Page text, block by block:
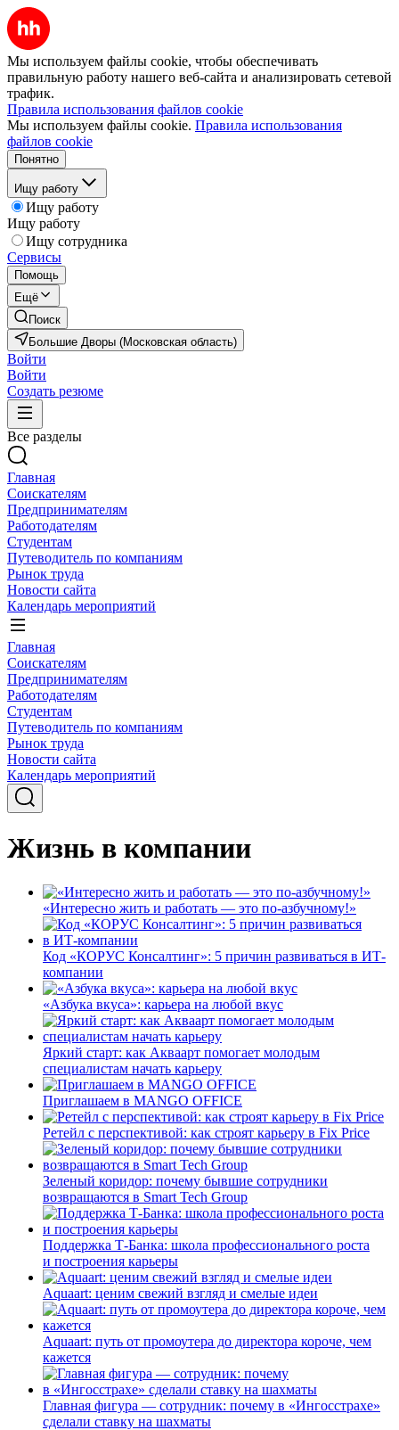
Мы используем файлы cookie, чтобы обеспечивать
правильную работу нашего веб-сайта и анализировать сетевой
трафик.
Правила использования файлов cookie
Мы используем файлы cookie. Правила использования
файлов cookie
Понятно
Ищу работу
Ищу работу
Ищу работу
Ищу сотрудника
Сервисы
Помощь
Ещё
Поиск
Большие Дворы (Московская область)
Войти
Войти
Создать резюме
Все разделы
Главная
Соискателям
Предпринимателям
Работодателям
Студентам
Путеводитель по компаниям
Рынок труда
Новости сайта
Календарь мероприятий
Главная
Соискателям
Предпринимателям
Работодателям
Студентам
Путеводитель по компаниям
Рынок труда
Новости сайта
Календарь мероприятий
Жизнь в компании
«Интересно жить и работать — это по-азбучному!»
Код «КОРУС Консалтинг»: 5 причин развиваться в ИТ-
компании
«Азбука вкуса»: карьера на любой вкус
Яркий старт: как Акваарт помогает молодым
специалистам начать карьеру
Приглашаем в MANGO OFFICE
Ретейл с перспективой: как строят карьеру в Fix Price
Зеленый коридор: почему бывшие сотрудники
возвращаются в Smart Tech Group
Поддержка Т-Банка: школа профессионального роста
и построения карьеры
Aquaart: ценим свежий взгляд и смелые идеи
Aquaart: путь от промоутера до директора короче, чем
кажется
Главная фигура — сотрудник: почему в «Ингосстрахе»
сделали ставку на шахматы